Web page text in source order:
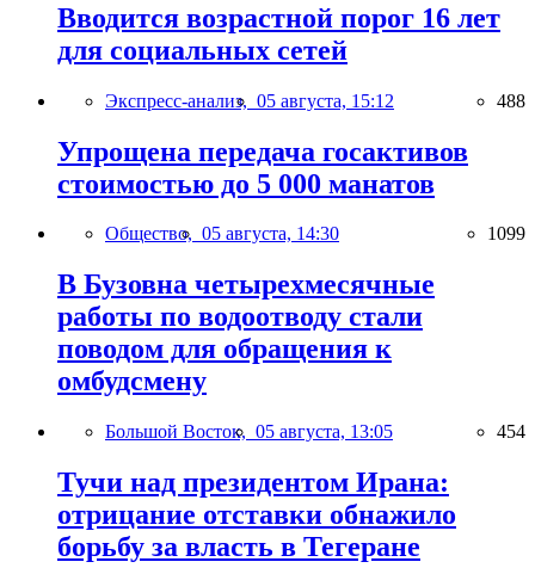
Вводится возрастной порог 16 лет
для социальных сетей
Экспресс-анализ, 05 августа, 15:12 488
Упрощена передача госактивов
стоимостью до 5 000 манатов
Общество, 05 августа, 14:30 1099
В Бузовна четырехмесячные
работы по водоотводу стали
поводом для обращения к
омбудсмену
Большой Восток, 05 августа, 13:05 454
Тучи над президентом Ирана:
отрицание отставки обнажило
борьбу за власть в Тегеране